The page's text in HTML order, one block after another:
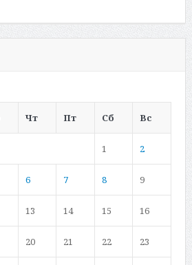
Чт Пт Сб Вс
1 2
6 7 8 9
13 14 15 16
20 21 22 23